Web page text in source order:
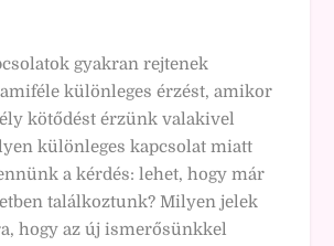
gyakran rejtenek
különleges érzést, amikor
kötődést érzünk valakivel
különleges kapcsolat miatt
a kérdés: lehet, hogy már
találkoztunk? Milyen jelek
hogy az új ismerősünkkel